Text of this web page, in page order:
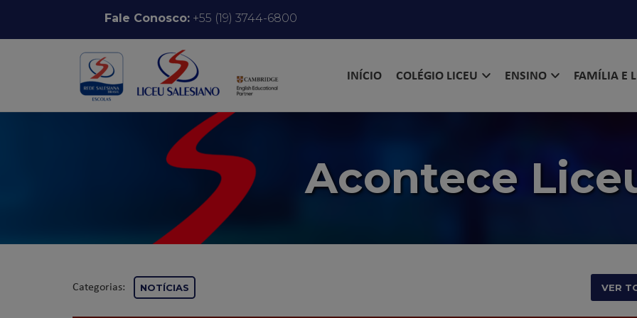
Pular para o conteúdoFale Conosco:+55 (19) 3744-6800
INÍCIO COLÉGIO LICEU ENSINO FAMÍLIA E
Acontece
Categorias: NOTÍCIAS VER